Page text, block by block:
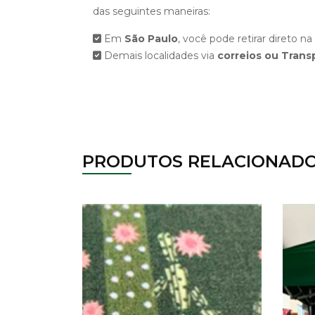
das seguintes maneiras:
Em São Paulo, você pode retirar direto na
Demais localidades via correios ou
PRODUTOS